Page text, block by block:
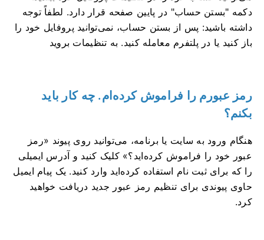
دکمه "بستن حساب" در پایین صفحه قرار دارد. لطفاً توجه
داشته باشید: پس از بستن حساب، نمی‌توانید پروفایل خود را
باز کنید یا در پلتفرم معامله کنید. به تنظیمات بروید
رمز عبورم را فراموش کرده‌ام. چه کار باید
بکنم؟
هنگام ورود به سایت یا برنامه، می‌توانید روی پیوند «رمز
عبور خود را فراموش کرده‌اید؟» کلیک کنید و آدرس ایمیلی
را که برای ثبت نام استفاده کرده‌اید وارد کنید. یک پیام ایمیل
حاوی پیوندی برای تنظیم رمز عبور جدید دریافت خواهید
کرد.